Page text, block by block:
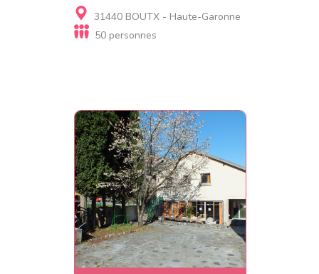
Gite
Chalet Eyloungas 20 à 50
personnes
31440 BOUTX - Haute-Garonne
50 personnes